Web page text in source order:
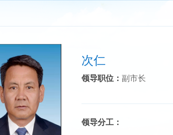
次仁
领导职位： 副市长
领导分工：